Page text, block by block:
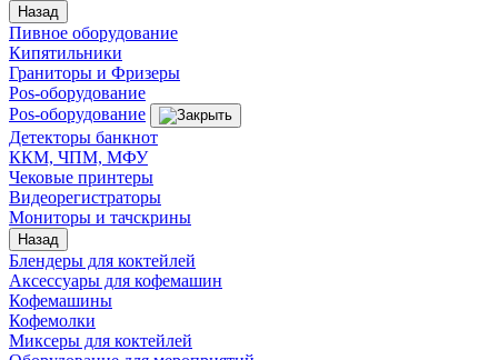
Назад
Пивное оборудование
Кипятильники
Граниторы и Фризеры
Pos-оборудование
Pos-оборудование
Детекторы банкнот
ККМ, ЧПМ, МФУ
Чековые принтеры
Видеорегистраторы
Мониторы и тачскрины
Назад
Блендеры для коктейлей
Аксессуары для кофемашин
Кофемашины
Кофемолки
Миксеры для коктейлей